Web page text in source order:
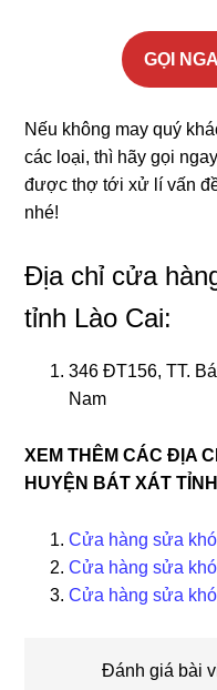
GỌI
Nếu không may quý
các loại, thì hãy gọi
được thợ tới xử lí vấn
nhé!
Địa chỉ cửa
tỉnh Lào Cai:
346 ĐT156, TT.
Nam
XEM THÊM CÁC ĐỊA
HUYỆN BÁT XÁT
Cửa hàng sửa
Cửa hàng sửa
Cửa hàng sửa
Đánh giá bài